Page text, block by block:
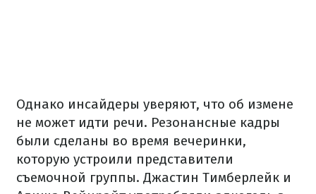
Однако инсайдеры уверяют, что об измене
не может идти речи. Резонансные кадры
были сделаны во время вечеринки,
которую устроили представители
съемочной группы. Джастин Тимберлейк и